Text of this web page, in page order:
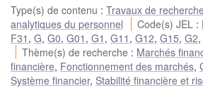
Type(s) de contenu : Travaux de
analytiques du personnel
Code(s) JEL :
F31 , G, G0, G01 , G1 , G11 , G12, G15, G2,
Thème(s) de recherche : Marchés
financière, Fonctionnement des marchés,
Système financier, Stabilité financière et